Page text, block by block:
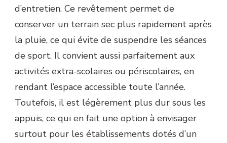
d’entretien. Ce revêtement permet de
conserver un terrain sec plus rapidement après
la pluie, ce qui évite de suspendre les séances
de sport. Il convient aussi parfaitement aux
activités extra-scolaires ou périscolaires, en
rendant l’espace accessible toute l’année.
Toutefois, il est légèrement plus dur sous les
appuis, ce qui en fait une option à envisager
surtout pour les établissements dotés d’un